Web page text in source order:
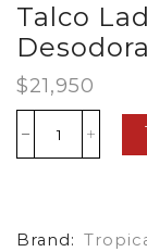
Talco
$21,950
Talco
Lady
cantidad
Brand: